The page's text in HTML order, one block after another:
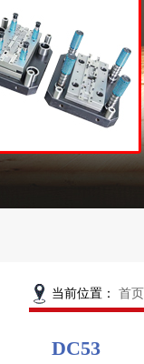
当前位置： 首页
DC53